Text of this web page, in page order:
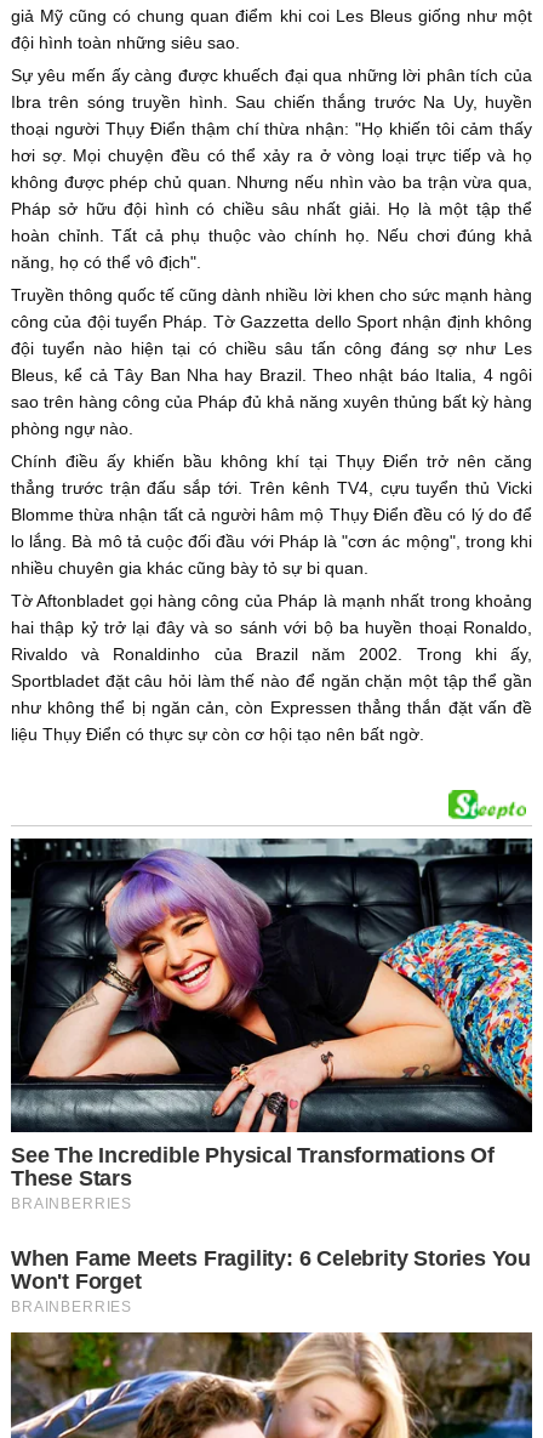
giả Mỹ cũng có chung quan điểm khi coi Les Bleus giống như một
đội hình toàn những siêu sao.
Sự yêu mến ấy càng được khuếch đại qua những lời phân tích của
Ibra trên sóng truyền hình. Sau chiến thắng trước Na Uy, huyền
thoại người Thụy Điển thậm chí thừa nhận: "Họ khiến tôi cảm thấy
hơi sợ. Mọi chuyện đều có thể xảy ra ở vòng loại trực tiếp và họ
không được phép chủ quan. Nhưng nếu nhìn vào ba trận vừa qua,
Pháp sở hữu đội hình có chiều sâu nhất giải. Họ là một tập thể
hoàn chỉnh. Tất cả phụ thuộc vào chính họ. Nếu chơi đúng khả
năng, họ có thể vô địch".
Truyền thông quốc tế cũng dành nhiều lời khen cho sức mạnh hàng
công của đội tuyển Pháp. Tờ Gazzetta dello Sport nhận định không
đội tuyển nào hiện tại có chiều sâu tấn công đáng sợ như Les
Bleus, kể cả Tây Ban Nha hay Brazil. Theo nhật báo Italia, 4 ngôi
sao trên hàng công của Pháp đủ khả năng xuyên thủng bất kỳ hàng
phòng ngự nào.
Chính điều ấy khiến bầu không khí tại Thụy Điển trở nên căng
thẳng trước trận đấu sắp tới. Trên kênh TV4, cựu tuyển thủ Vicki
Blomme thừa nhận tất cả người hâm mộ Thụy Điển đều có lý do để
lo lắng. Bà mô tả cuộc đối đầu với Pháp là "cơn ác mộng", trong khi
nhiều chuyên gia khác cũng bày tỏ sự bi quan.
Tờ Aftonbladet gọi hàng công của Pháp là mạnh nhất trong khoảng
hai thập kỷ trở lại đây và so sánh với bộ ba huyền thoại Ronaldo,
Rivaldo và Ronaldinho của Brazil năm 2002. Trong khi ấy,
Sportbladet đặt câu hỏi làm thế nào để ngăn chặn một tập thể gần
như không thể bị ngăn cản, còn Expressen thẳng thắn đặt vấn đề
liệu Thụy Điển có thực sự còn cơ hội tạo nên bất ngờ.